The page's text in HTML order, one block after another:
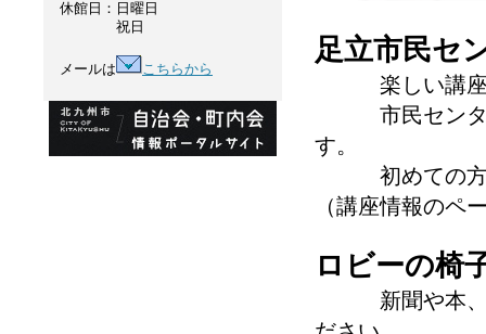
足立市民セ
楽しい講座も
市民センター
す。
初めての方も
（講座情報のペ
ロビーの椅
新聞や本、イ
休館日：日曜日
祝日
メールは こちらから